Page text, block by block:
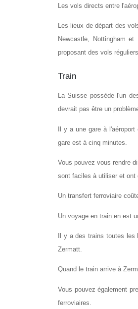
Les vols directs entre
Les lieux de départ des
Newcastle, Nottingham
proposant des vols
Train
La Suisse possède l'un
devrait pas être un
Il y a une gare à
gare est à cinq minutes.
Vous pouvez vous rendre
sont faciles à utiliser et ont
Un transfert ferroviaire
Un voyage en train en est
Il y a des trains toutes
Zermatt.
Quand le train arrive à
Vous pouvez également
ferroviaires.